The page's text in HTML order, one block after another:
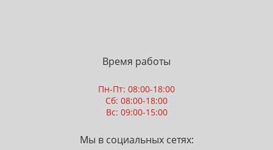
Время работы
Пн-Пт: 08:00-18:00
Сб: 08:00-18:00
Вс: 09:00-15:00
Мы в социальных сетях: